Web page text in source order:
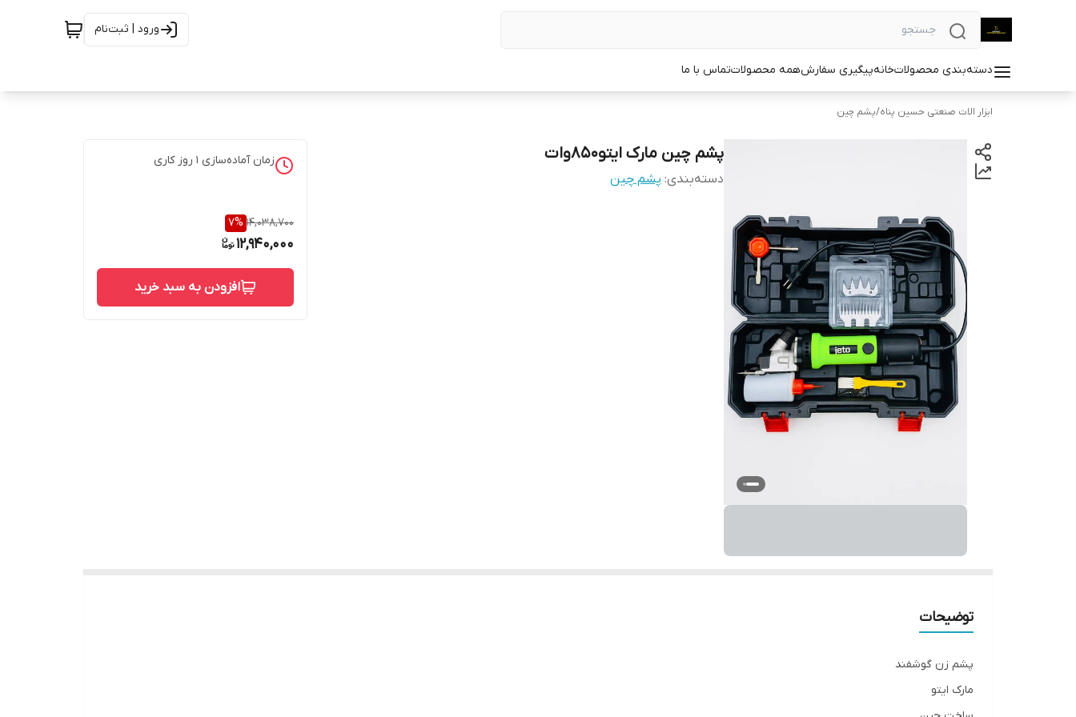
ورود | ثبت‌نام
دسته‌بندی محصولاتخانهپیگیری سفارشهمه محصولاتتماس با ما
ابزار الات صنعتی حسین پناه/پشم چین
پشم چین مارک ایتو۸۵۰وات
دسته‌بندی: پشم چین
زمان آماده‌سازی 1 روز کاری
14,038,700
7%
12,940,000
افزودن به سبد خرید
توضیحات
پشم زن گوشفند
مارک ایتو